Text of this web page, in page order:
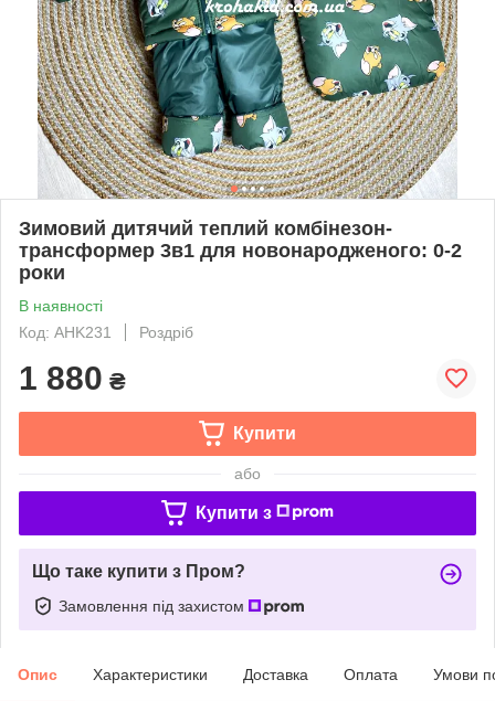
Зимовий дитячий теплий комбінезон-
трансформер 3в1 для новонародженого: 0-2
роки
В наявності
Код: AHK231
Роздріб
1 880 ₴
Купити
або
Купити з
Що таке купити з Пром?
Замовлення під захистом
Опис Характеристики Доставка Оплата Умови